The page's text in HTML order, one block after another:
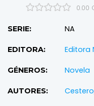
0.00
SERIE: NA
EDITORA: Editora
GÉNEROS: Novela
AUTORES: